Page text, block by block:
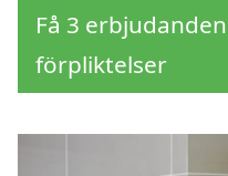
Få 3
förpliktelser